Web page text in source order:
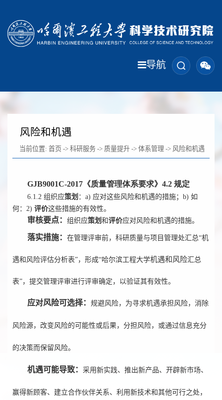
导航
风险和机遇
当前位置: 首页 -> 科研服务 -> 质量提升 -> 体系管理 -> 风险和机遇
GJB9001C-2017《质量管理体系要求》4.2 规定
6.1.2 组织应策划 ：a) 应对这些风险和机遇的措施；b) 如
何：2) 评价这些措施的有效性。
审核要点： 组织应策划 和评价应对风险和机遇的措施。
落实措施： 在管理评审前，科研质量与项目管理处汇 总“机
遇和风险评估分析表”，形成“哈尔滨工程大学机遇和风险汇总
表”，提交管理评审进行评审确定，以验证其有效性。
应对风险可选择： 规避风险，为寻求机遇承担风险，消除
风险源，改变风险的可能性或后果，分担风险，或通过信息充分
的决策而保留风险。
机遇可能导致： 采用新实践、推出新产品、开辟新市场、
赢得新顾客、建立合作伙伴关系、利用新技术和其他可行之处，